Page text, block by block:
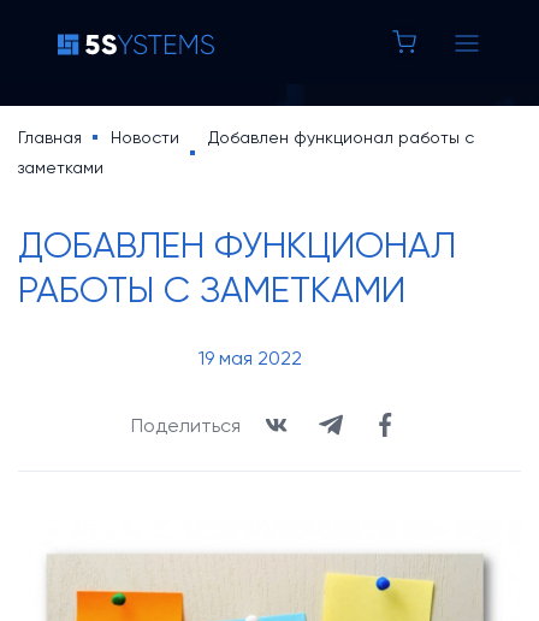
Основная
навигация
5S LINK
База знаний
Наши клиенты
8 800 100 37 42
Строка
Главная Новости
Добавлен функционал работы с
заметками
ДОБАВЛЕН ФУНКЦИОНАЛ
РАБОТЫ С ЗАМЕТКАМИ
19 мая 2022
Поделиться